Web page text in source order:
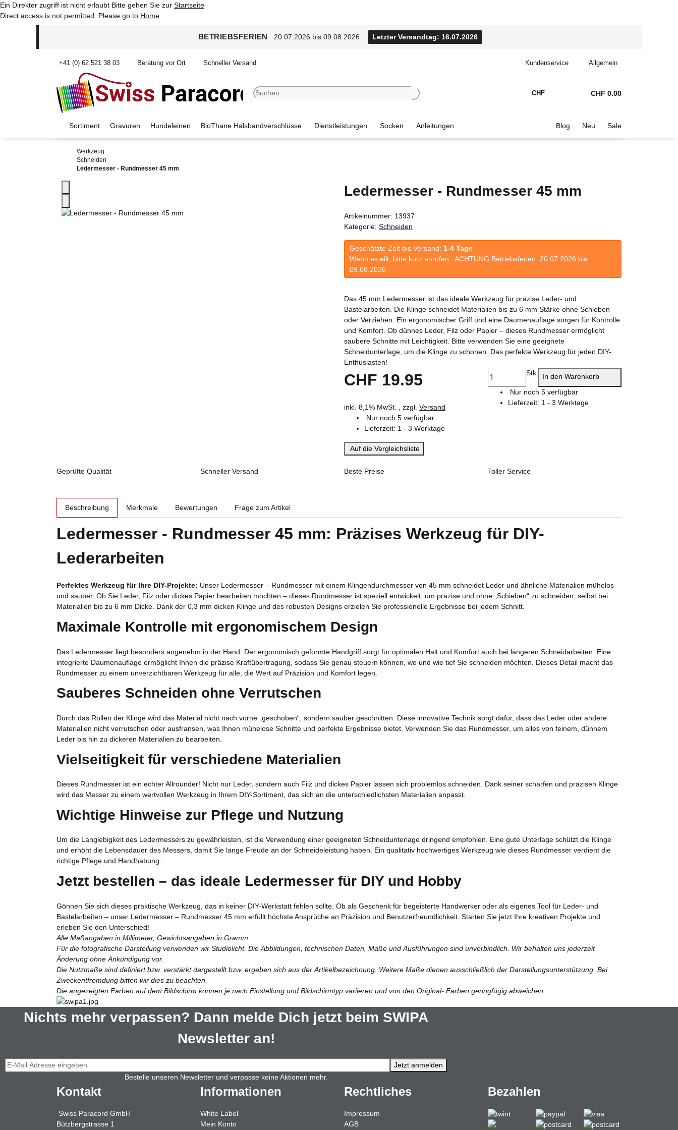
Ein Direkter zugriff ist nicht erlaubt Bitte gehen Sie zur Startseite
Direct access is not permitted. Please go to Home
BETRIEBSFERIEN 20.07.2026 bis 09.08.2026 Letzter Versandtag: 16.07.2026
+41 (0) 62 521 38 03 Beratung vor Ort Schneller Versand Kundenservice Allgemein
CHF CHF 0.00
Sortiment Gravuren Hundeleinen BioThane Halsbandverschlüsse Dienstleistungen Socken Anleitungen Blog Neu Sale
Werkzeug
Schneiden
Ledermesser - Rundmesser 45 mm
Ledermesser - Rundmesser 45 mm
Artikelnummer: 13937
Kategorie: Schneiden
Geschätzte Zeit bis Versand: 1-4 Tage
Wenn es eilt, bitte kurz anrufen. ACHTUNG Betriebsferien: 20.07.2026 bis
09.08.2026
Das 45 mm Ledermesser ist das ideale Werkzeug für präzise Leder- und
Bastelarbeiten. Die Klinge schneidet Materialien bis zu 6 mm Stärke ohne Schieben
oder Verziehen. Ein ergonomischer Griff und eine Daumenauflage sorgen für Kontrolle
und Komfort. Ob dünnes Leder, Filz oder Papier – dieses Rundmesser ermöglicht
saubere Schnitte mit Leichtigkeit. Bitte verwenden Sie eine geeignete
Schneidunterlage, um die Klinge zu schonen. Das perfekte Werkzeug für jeden DIY-
Enthusiasten!
CHF 19.95
inkl. 8,1% MwSt. , zzgl. Versand
Nur noch 5 verfügbar
Lieferzeit: 1 - 3 Werktage
Stk.
In den Warenkorb
Nur noch 5 verfügbar
Lieferzeit: 1 - 3 Werktage
Auf die Vergleichsliste
Geprüfte Qualität Schneller Versand Beste Preise Toller Service
Beschreibung Merkmale Bewertungen Frage zum Artikel
Ledermesser - Rundmesser 45 mm: Präzises Werkzeug für DIY-
Lederarbeiten
Perfektes Werkzeug für Ihre DIY-Projekte: Unser Ledermesser – Rundmesser mit einem Klingendurchmesser von 45 mm schneidet Leder und ähnliche Materialien mühelos
und sauber. Ob Sie Leder, Filz oder dickes Papier bearbeiten möchten – dieses Rundmesser ist speziell entwickelt, um präzise und ohne „Schieben“ zu schneiden, selbst bei
Materialien bis zu 6 mm Dicke. Dank der 0,3 mm dicken Klinge und des robusten Designs erzielen Sie professionelle Ergebnisse bei jedem Schnitt.
Maximale Kontrolle mit ergonomischem Design
Das Ledermesser liegt besonders angenehm in der Hand. Der ergonomisch geformte Handgriff sorgt für optimalen Halt und Komfort auch bei längeren Schneidarbeiten. Eine
integrierte Daumenauflage ermöglicht Ihnen die präzise Kraftübertragung, sodass Sie genau steuern können, wo und wie tief Sie schneiden möchten. Dieses Detail macht das
Rundmesser zu einem unverzichtbaren Werkzeug für alle, die Wert auf Präzision und Komfort legen.
Sauberes Schneiden ohne Verrutschen
Durch das Rollen der Klinge wird das Material nicht nach vorne „geschoben“, sondern sauber geschnitten. Diese innovative Technik sorgt dafür, dass das Leder oder andere
Materialien nicht verrutschen oder ausfransen, was Ihnen mühelose Schnitte und perfekte Ergebnisse bietet. Verwenden Sie das Rundmesser, um alles von feinem, dünnem
Leder bis hin zu dickeren Materialien zu bearbeiten.
Vielseitigkeit für verschiedene Materialien
Dieses Rundmesser ist ein echter Allrounder! Nicht nur Leder, sondern auch Filz und dickes Papier lassen sich problemlos schneiden. Dank seiner scharfen und präzisen Klinge
wird das Messer zu einem wertvollen Werkzeug in Ihrem DIY-Sortiment, das sich an die unterschiedlichsten Materialien anpasst.
Wichtige Hinweise zur Pflege und Nutzung
Um die Langlebigkeit des Ledermessers zu gewährleisten, ist die Verwendung einer geeigneten Schneidunterlage dringend empfohlen. Eine gute Unterlage schützt die Klinge
und erhöht die Lebensdauer des Messers, damit Sie lange Freude an der Schneideleistung haben. Ein qualitativ hochwertiges Werkzeug wie dieses Rundmesser verdient die
richtige Pflege und Handhabung.
Jetzt bestellen – das ideale Ledermesser für DIY und Hobby
Gönnen Sie sich dieses praktische Werkzeug, das in keiner DIY-Werkstatt fehlen sollte. Ob als Geschenk für begeisterte Handwerker oder als eigenes Tool für Leder- und
Bastelarbeiten – unser Ledermesser – Rundmesser 45 mm erfüllt höchste Ansprüche an Präzision und Benutzerfreundlichkeit. Starten Sie jetzt Ihre kreativen Projekte und
erleben Sie den Unterschied!
Alle Maßangaben in Millimeter, Gewichtsangaben in Gramm.
Für die fotografische Darstellung verwenden wir Studiolicht. Die Abbildungen, technischen Daten, Maße und Ausführungen sind unverbindlich. Wir behalten uns jederzeit
Änderung ohne Ankündigung vor.
Die Nutzmaße sind definiert bzw. verstärkt dargestellt bzw. ergeben sich aus der Artikelbezeichnung. Weitere Maße dienen ausschließlich der Darstellungsunterstützung. Bei
Zweckentfremdung bitten wir dies zu beachten.
Die angezeigten Farben auf dem Bildschirm können je nach Einstellung und Bildschirmtyp variieren und von den Original- Farben geringfügig abweichen.
Nichts mehr verpassen? Dann melde Dich jetzt beim SWIPA
Newsletter an!
Jetzt anmelden
Bestelle unseren Newsletter und verpasse keine Aktionen mehr.
Kontakt
Swiss Paracord GmbH
Bützbergstrasse 1
Informationen
White Label
Mein Konto
Rechtliches
Impressum
AGB
Bezahlen